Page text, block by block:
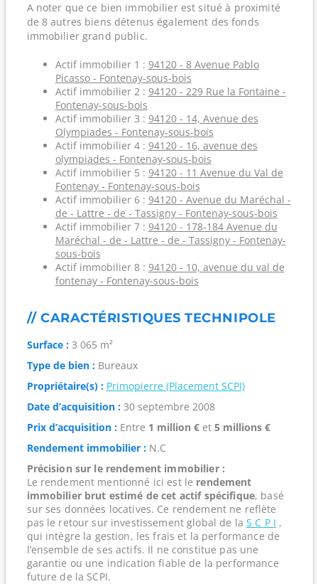
A noter que ce bien immobilier est situé à proximité
de 8 autres biens détenus également des fonds
immobilier grand public.
Actif immobilier 1 : 94120 - 8 Avenue Pablo
Picasso - Fontenay-sous-bois
Actif immobilier 2 : 94120 - 229 Rue la Fontaine -
Fontenay-sous-bois
Actif immobilier 3 : 94120 - 14, Avenue des
Olympiades - Fontenay-sous-bois
Actif immobilier 4 : 94120 - 16, avenue des
olympiades - Fontenay-sous-bois
Actif immobilier 5 : 94120 - 11 Avenue du Val de
Fontenay - Fontenay-sous-bois
Actif immobilier 6 : 94120 - Avenue du Maréchal -
de - Lattre - de - Tassigny - Fontenay-sous-bois
Actif immobilier 7 : 94120 - 178-184 Avenue du
Maréchal - de - Lattre - de - Tassigny - Fontenay-
sous-bois
Actif immobilier 8 : 94120 - 10, avenue du val de
fontenay - Fontenay-sous-bois
// CARACTÉRISTIQUES TECHNIPOLE
Surface :3 065 m²
Type de bien :Bureaux
Propriétaire(s) : Primopierre (Placement SCPI)
Date d’acquisition :30 septembre 2008
Prix d’acquisition :Entre 1 million €et 5 millions €
Rendement immobilier :N.C
Précision sur le rendement immobilier :
Le rendement mentionné ici est le rendement
immobilier brut estimé de cet actif spécifique, basé
sur ses données locatives. Ce rendement ne reflète
pas le retour sur investissement global de la S C P I ,
qui intègre la gestion, les frais et la performance de
l’ensemble de ses actifs. Il ne constitue pas une
garantie ou une indication fiable de la performance
future de la SCPI.